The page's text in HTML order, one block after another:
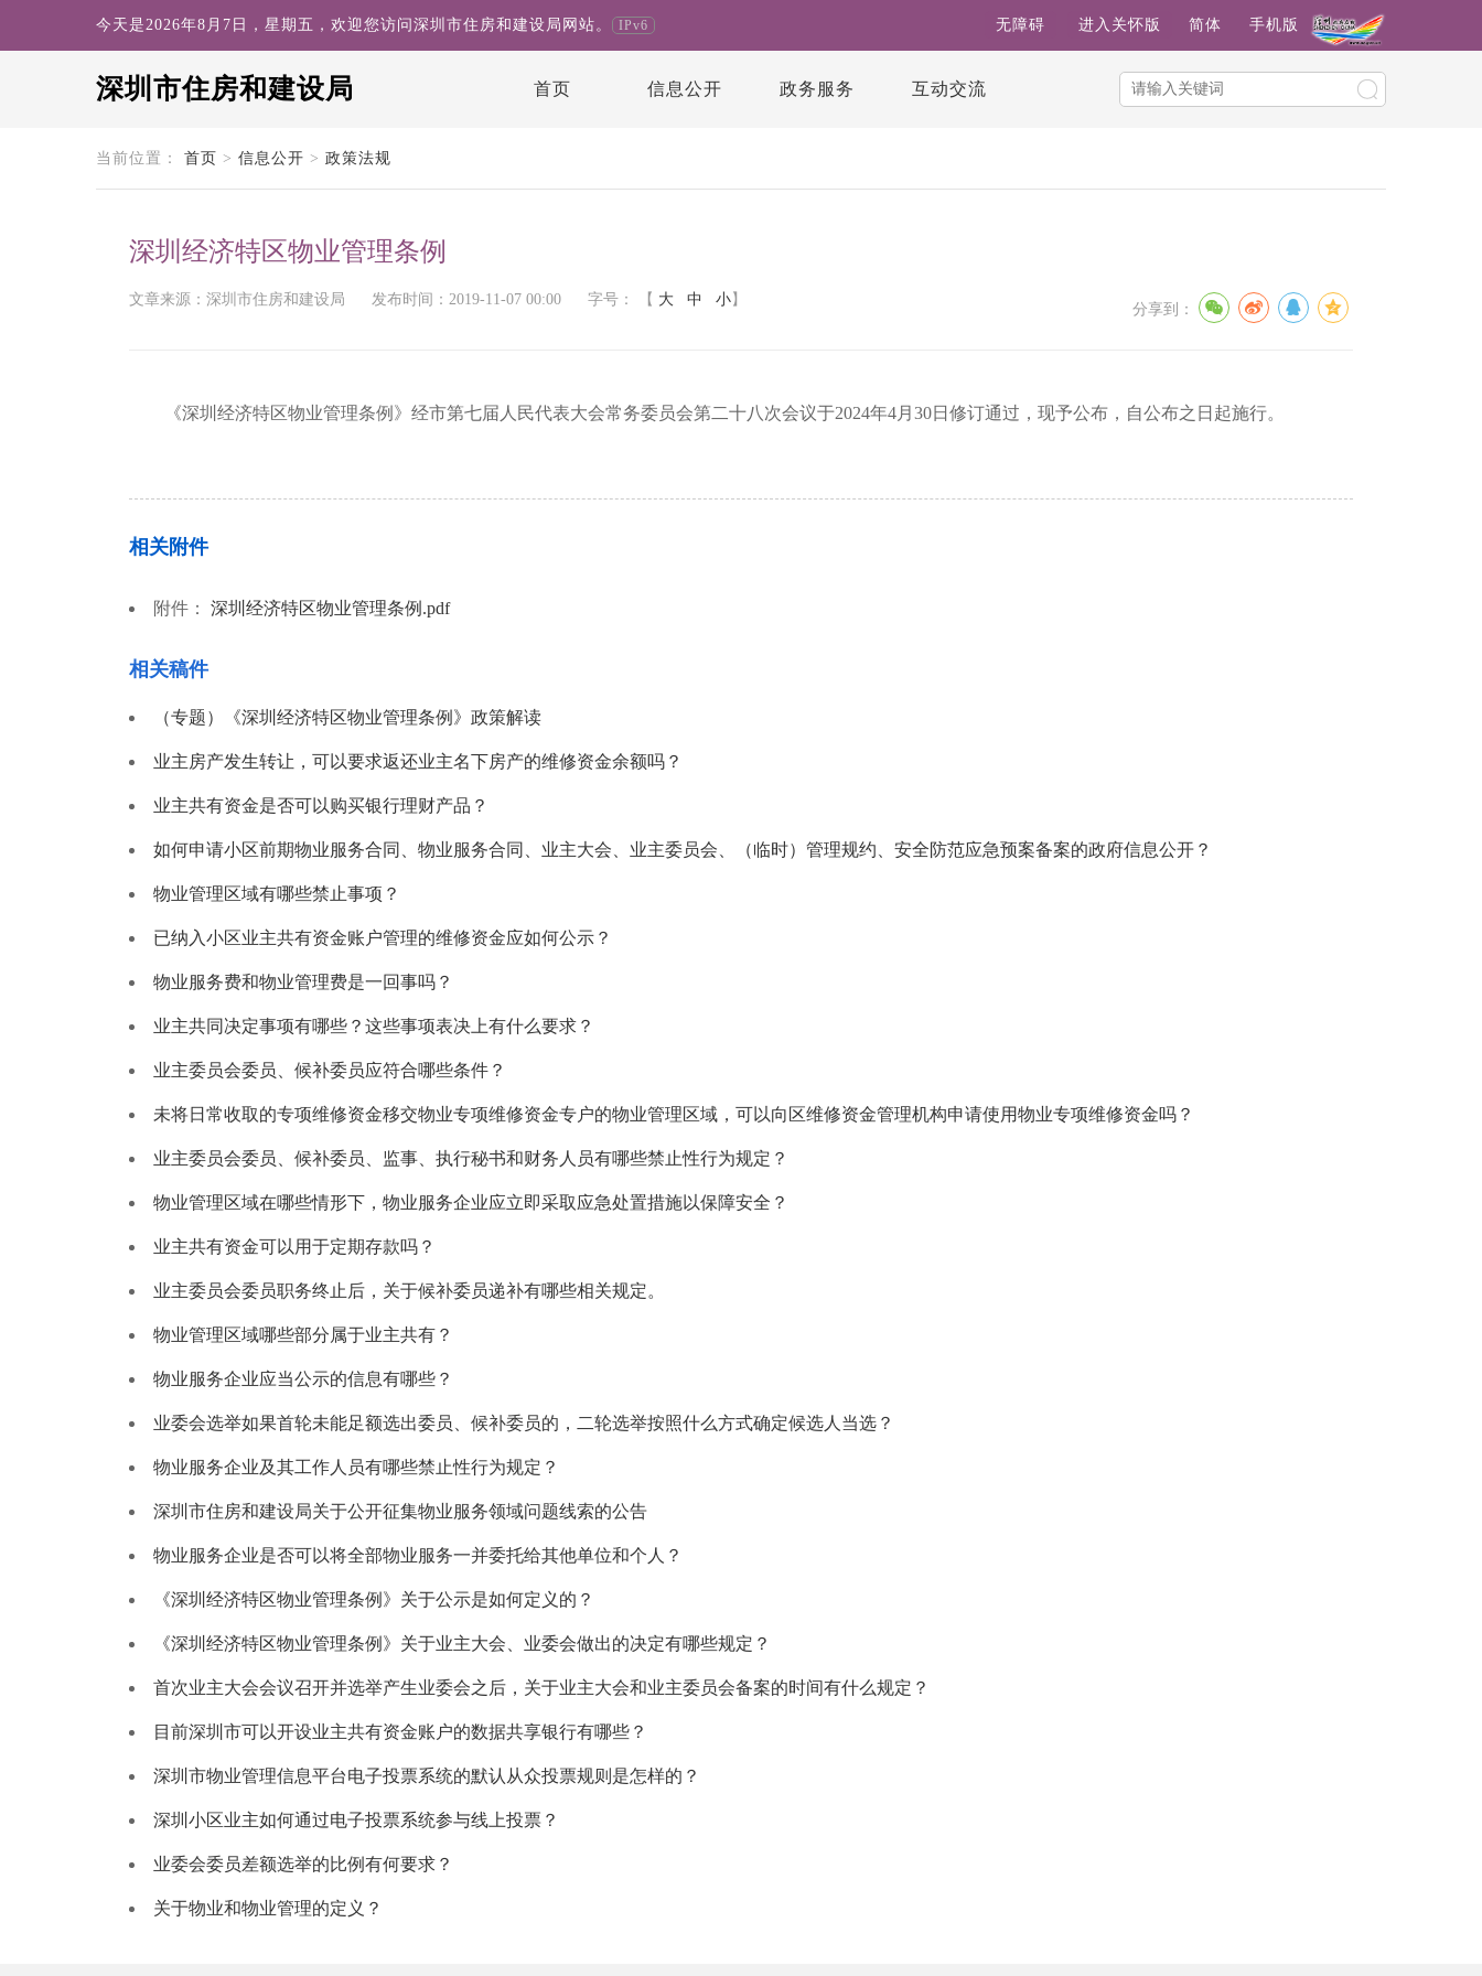
今天是2026年8月7日，星期五，欢迎您访问深圳市住房和建设局网站。 IPv6 无障碍 进入关怀版 简体 手机版
深圳市住房和建设局 首页 信息公开 政务服务 互动交流
search
当前位置： 首页 > 信息公开 > 政策法规
深圳经济特区物业管理条例
文章来源：深圳市住房和建设局 发布时间：2019-11-07 00:00 字号： 【 大 中 小 】
分享到：
《深圳经济特区物业管理条例》经市第七届人民代表大会常务委员会第二十八次会议于2024年4月30日修订通过，现予公布，自公布之日起施行。
相关附件
附件： 深圳经济特区物业管理条例.pdf
相关稿件
（专题）《深圳经济特区物业管理条例》政策解读
业主房产发生转让，可以要求返还业主名下房产的维修资金余额吗？
业主共有资金是否可以购买银行理财产品？
如何申请小区前期物业服务合同、物业服务合同、业主大会、业主委员会、（临时）管理规约、安全防范应急预案备案的政府信息公开？
物业管理区域有哪些禁止事项？
已纳入小区业主共有资金账户管理的维修资金应如何公示？
物业服务费和物业管理费是一回事吗？
业主共同决定事项有哪些？这些事项表决上有什么要求？
业主委员会委员、候补委员应符合哪些条件？
未将日常收取的专项维修资金移交物业专项维修资金专户的物业管理区域，可以向区维修资金管理机构申请使用物业专项维修资金吗？
业主委员会委员、候补委员、监事、执行秘书和财务人员有哪些禁止性行为规定？
物业管理区域在哪些情形下，物业服务企业应立即采取应急处置措施以保障安全？
业主共有资金可以用于定期存款吗？
业主委员会委员职务终止后，关于候补委员递补有哪些相关规定。
物业管理区域哪些部分属于业主共有？
物业服务企业应当公示的信息有哪些？
业委会选举如果首轮未能足额选出委员、候补委员的，二轮选举按照什么方式确定候选人当选？
物业服务企业及其工作人员有哪些禁止性行为规定？
深圳市住房和建设局关于公开征集物业服务领域问题线索的公告
物业服务企业是否可以将全部物业服务一并委托给其他单位和个人？
《深圳经济特区物业管理条例》关于公示是如何定义的？
《深圳经济特区物业管理条例》关于业主大会、业委会做出的决定有哪些规定？
首次业主大会会议召开并选举产生业委会之后，关于业主大会和业主委员会备案的时间有什么规定？
目前深圳市可以开设业主共有资金账户的数据共享银行有哪些？
深圳市物业管理信息平台电子投票系统的默认从众投票规则是怎样的？
深圳小区业主如何通过电子投票系统参与线上投票？
业委会委员差额选举的比例有何要求？
关于物业和物业管理的定义？